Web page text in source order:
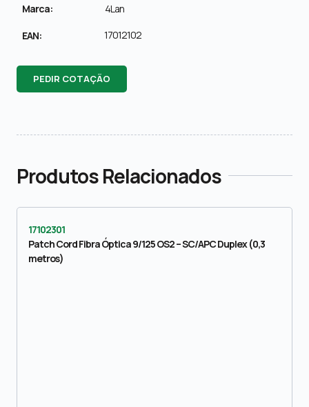
Marca: 4Lan
EAN: 17012102
PEDIR COTAÇÃO
Produtos Relacionados
17102301
Patch Cord Fibra Óptica 9/125 OS2 – SC/APC Duplex (0,3
metros)